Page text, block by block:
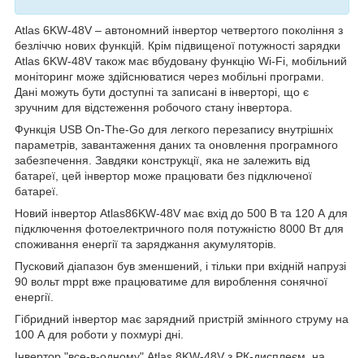
Atlas 6KW-48V – автономний інвертор четвертого покоління з
безліччю нових функцій. Крім підвищеної потужності зарядки
Atlas 6KW-48V також має вбудовану функцію Wi-Fi, мобільний
моніторинг може здійснюватися через мобільні програми.
Дані можуть бути доступні та записані в інверторі, що є
зручним для відстеження робочого стану інвертора.
Функція USB On-The-Go для легкого перезапису внутрішніх
параметрів, завантаження даних та оновлення програмного
забезпечення. Завдяки конструкції, яка не залежить від
батареї, цей інвертор може працювати без підключеної
батареї.
Новий інвертор Atlas86KW-48V має вхід до 500 В та 120 А для
підключення фотоелектричного поля потужністю 8000 Вт для
споживання енергії та заряджання акумуляторів.
Пусковий діапазон був зменшений, і тільки при вхідній напрузі
90 вольт mppt вже працюватиме для вироблення сонячної
енергії.
Гібридний інвертор має зарядний пристрій змінного струму на
100 А для роботи у похмурі дні.